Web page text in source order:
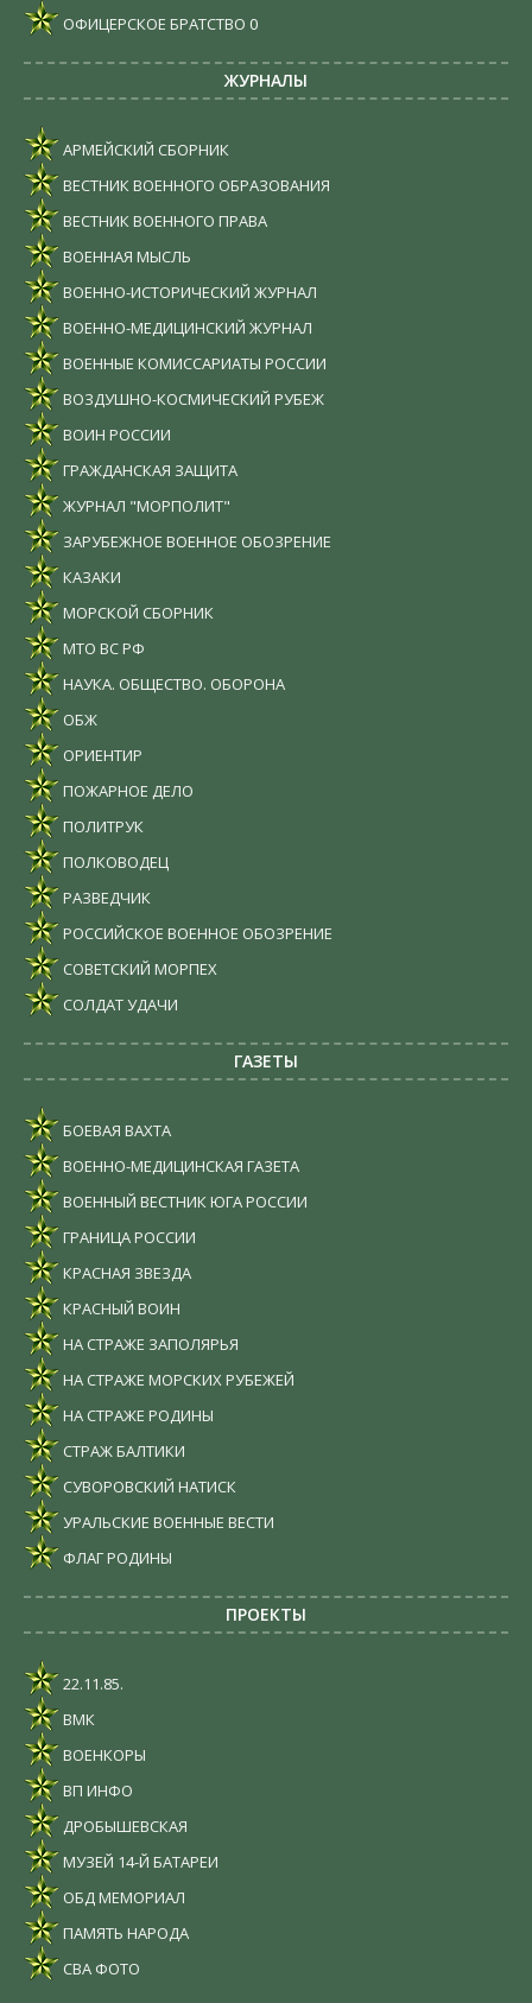
ОФИЦЕРСКОЕ БРАТСТВО 0
ЖУРНАЛЫ
АРМЕЙСКИЙ СБОРНИК
ВЕСТНИК ВОЕННОГО ОБРАЗОВАНИЯ
ВЕСТНИК ВОЕННОГО ПРАВА
ВОЕННАЯ МЫСЛЬ
ВОЕННО-ИСТОРИЧЕСКИЙ ЖУРНАЛ
ВОЕННО-МЕДИЦИНСКИЙ ЖУРНАЛ
ВОЕННЫЕ КОМИССАРИАТЫ РОССИИ
ВОЗДУШНО-КОСМИЧЕСКИЙ РУБЕЖ
ВОИН РОССИИ
ГРАЖДАНСКАЯ ЗАЩИТА
ЖУРНАЛ "МОРПОЛИТ"
ЗАРУБЕЖНОЕ ВОЕННОЕ ОБОЗРЕНИЕ
КАЗАКИ
МОРСКОЙ СБОРНИК
МТО ВС РФ
НАУКА. ОБЩЕСТВО. ОБОРОНА
ОБЖ
ОРИЕНТИР
ПОЖАРНОЕ ДЕЛО
ПОЛИТРУК
ПОЛКОВОДЕЦ
РАЗВЕДЧИК
РОССИЙСКОЕ ВОЕННОЕ ОБОЗРЕНИЕ
СОВЕТСКИЙ МОРПЕХ
СОЛДАТ УДАЧИ
ГАЗЕТЫ
БОЕВАЯ ВАХТА
ВОЕННО-МЕДИЦИНСКАЯ ГАЗЕТА
ВОЕННЫЙ ВЕСТНИК ЮГА РОССИИ
ГРАНИЦА РОССИИ
КРАСНАЯ ЗВЕЗДА
КРАСНЫЙ ВОИН
НА СТРАЖЕ ЗАПОЛЯРЬЯ
НА СТРАЖЕ МОРСКИХ РУБЕЖЕЙ
НА СТРАЖЕ РОДИНЫ
СТРАЖ БАЛТИКИ
СУВОРОВСКИЙ НАТИСК
УРАЛЬСКИЕ ВОЕННЫЕ ВЕСТИ
ФЛАГ РОДИНЫ
ПРОЕКТЫ
22.11.85.
ВМК
ВОЕНКОРЫ
ВП ИНФО
ДРОБЫШЕВСКАЯ
МУЗЕЙ 14-Й БАТАРЕИ
ОБД МЕМОРИАЛ
ПАМЯТЬ НАРОДА
СВА ФОТО